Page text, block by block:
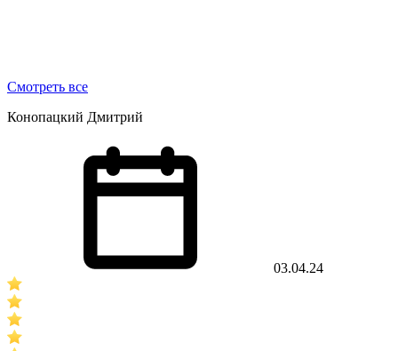
Смотреть все
Конопацкий Дмитрий
03.04.24